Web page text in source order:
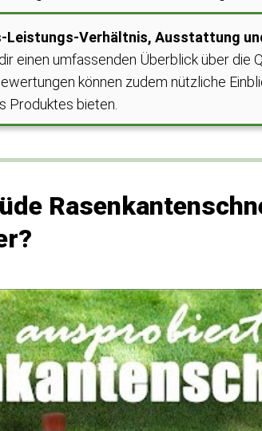
Leistungs-Verhältnis, Ausstattung
einen umfassenden Überblick über die
können zudem nützliche
Produktes bieten.